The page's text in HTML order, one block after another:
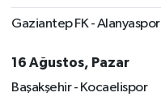
Gaziantep FK - Alanyaspor
16 Ağustos, Pazar
Başakşehir - Kocaelispor